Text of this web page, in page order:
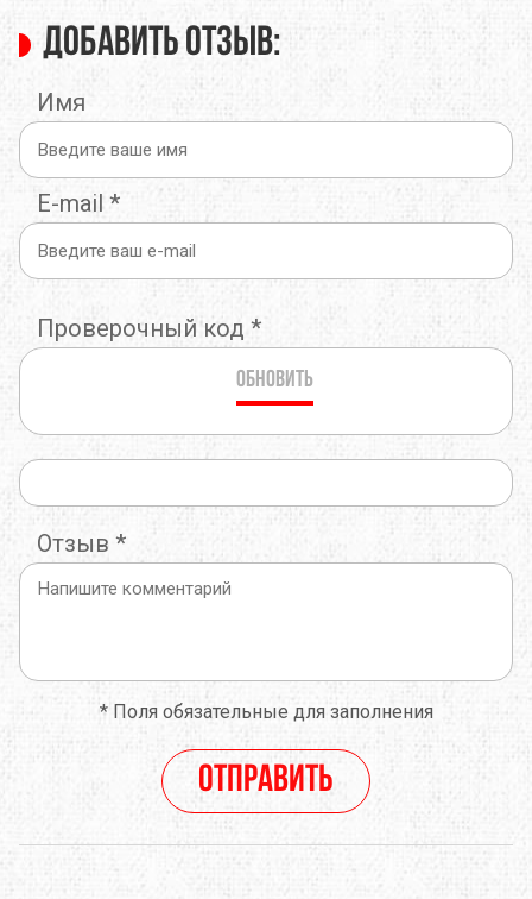
Добавить отзыв:
Имя
E-mail *
Проверочный код *
Обновить
Отзыв *
*Поля обязательные для заполнения
Отправить